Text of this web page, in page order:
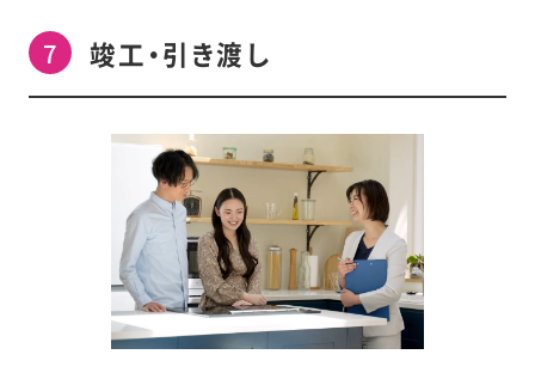
竣工・引き渡し